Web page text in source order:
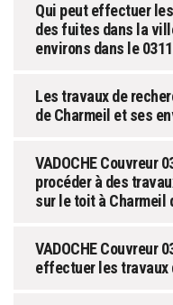
Qui peut effectuer
des fuites dans la
environs dans le
Les travaux de
de Charmeil et ses
VADOCHE Couvreur
procéder à des
sur le toit à Charmeil
VADOCHE Couvreur
effectuer les travaux